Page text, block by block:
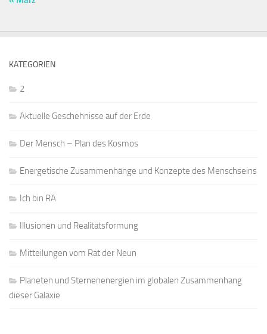
KATEGORIEN
2
Aktuelle Geschehnisse auf der Erde
Der Mensch – Plan des Kosmos
Energetische Zusammenhänge und Konzepte des Menschseins
Ich bin RA
Illusionen und Realitätsformung
Mitteilungen vom Rat der Neun
Planeten und Sternenenergien im globalen Zusammenhang
dieser Galaxie